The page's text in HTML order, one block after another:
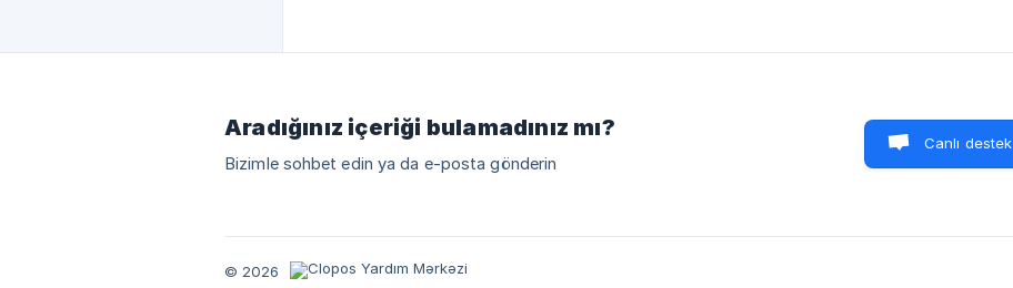
Aradığınız içeriği bulamadınız mı?
Bizimle sohbet edin ya da e-posta gönderin
Canlı destek
© 2026